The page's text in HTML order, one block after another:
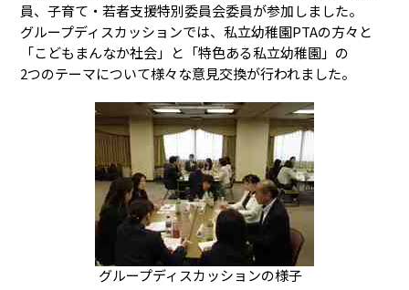
員、子育て・若者支援特別委員会委員が参加しました。
グループディスカッションでは、私立幼稚園PTAの方々と
「こどもまんなか社会」と「特色ある私立幼稚園」の
2つのテーマについて様々な意見交換が行われました。
グループディスカッションの様子